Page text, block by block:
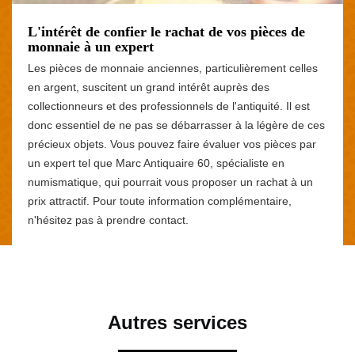
L'intérêt de confier le rachat de vos pièces de
monnaie à un expert
Les pièces de monnaie anciennes, particulièrement celles
en argent, suscitent un grand intérêt auprès des
collectionneurs et des professionnels de l'antiquité. Il est
donc essentiel de ne pas se débarrasser à la légère de ces
précieux objets. Vous pouvez faire évaluer vos pièces par
un expert tel que Marc Antiquaire 60, spécialiste en
numismatique, qui pourrait vous proposer un rachat à un
prix attractif. Pour toute information complémentaire,
n'hésitez pas à prendre contact.
Autres services